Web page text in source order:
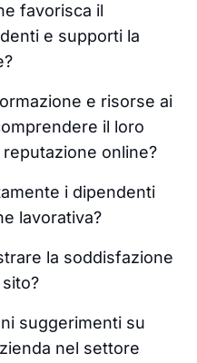
favorisca il
e supporti la
e risorse ai
il loro
online?
i dipendenti
lavorativa?
la soddisfazione
suggerimenti su
nel settore